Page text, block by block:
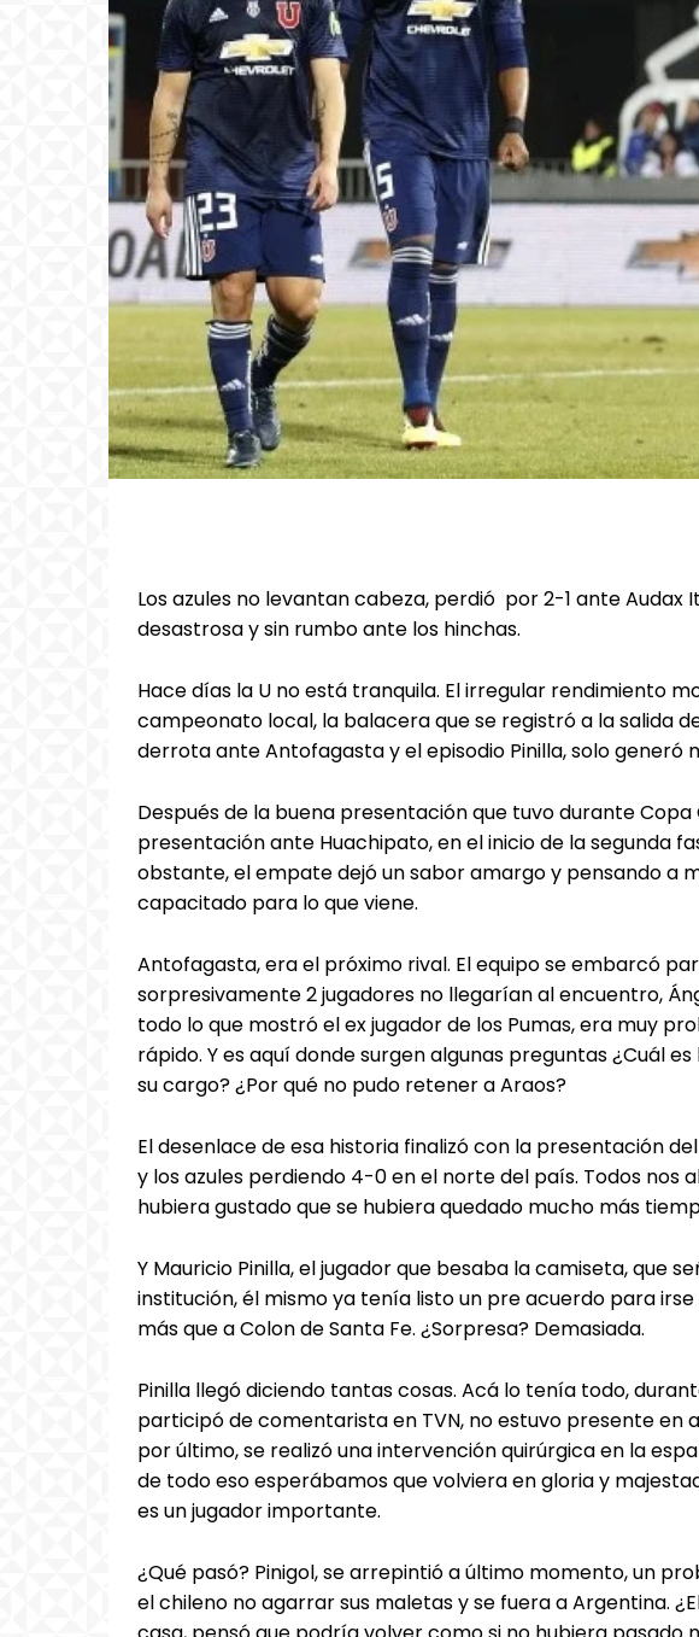
Los azules no levantan cabeza, perdió por 2-1 ante Audax
desastrosa y sin rumbo ante los hinchas.
Hace días la U no está tranquila. El irregular rendimiento
campeonato local, la balacera que se registró a la salida
derrota ante Antofagasta y el episodio Pinilla, solo generó
Después de la buena presentación que tuvo durante
presentación ante Huachipato, en el inicio de la segunda
obstante, el empate dejó un sabor amargo y pensando a
capacitado para lo que viene.
Antofagasta, era el próximo rival. El equipo se embarcó
sorpresivamente 2 jugadores no llegarían al encuentro,
todo lo que mostró el ex jugador de los Pumas, era muy
rápido. Y es aquí donde surgen algunas preguntas ¿Cuál
su cargo? ¿Por qué no pudo retener a Araos?
El desenlace de esa historia finalizó con la presentación
y los azules perdiendo 4-0 en el norte del país. Todos nos
hubiera gustado que se hubiera quedado mucho más
Y Mauricio Pinilla, el jugador que besaba la camiseta, que
institución, él mismo ya tenía listo un pre acuerdo para
más que a Colon de Santa Fe. ¿Sorpresa? Demasiada.
Pinilla llegó diciendo tantas cosas. Acá lo tenía todo,
participó de comentarista en TVN, no estuvo presente en
por último, se realizó una intervención quirúrgica en la
de todo eso esperábamos que volviera en gloria y
es un jugador importante.
¿Qué pasó? Pinigol, se arrepintió a último momento, un
el chileno no agarrar sus maletas y se fuera a Argentina.